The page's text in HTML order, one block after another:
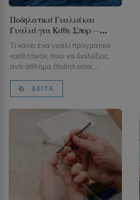
Ποδηλατικά Γυαλιά και
Γυαλιά για Κάθε Σπορ —
Οδηγός ανά Άθλημα
Τι κάνει ένα γυαλί πραγματικά
«αθλητικό», ποιο να διαλέξεις
ανά άθλημα (ποδηλασία,
ΔΕΊΤΕ